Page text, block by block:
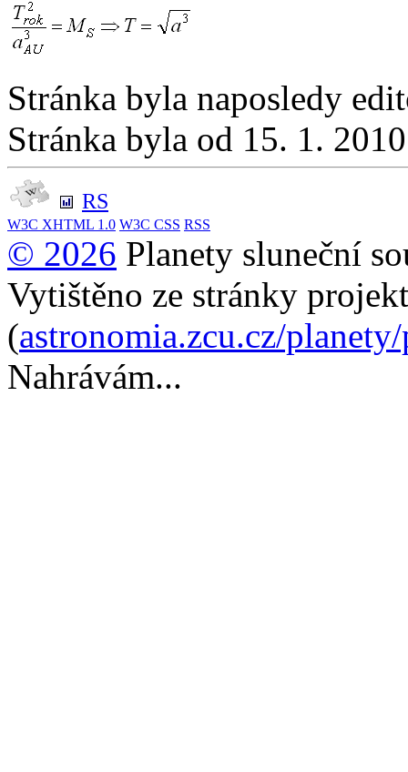
Stránka byla naposledy
Stránka byla od 15. 1.
RS
W3C XHTML 1.0 W3C CSS RSS
© 2026 Planety sluneční
Vytištěno ze stránky
(astronomia.zcu.cz/
Nahrávám...